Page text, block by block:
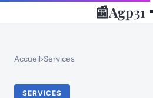
📰Agp31
Accueil›Services
SERVICES